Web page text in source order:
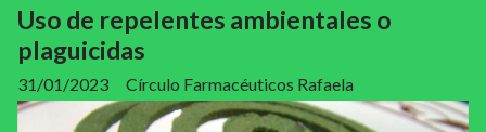
Uso de repelentes ambientales o
plaguicidas
Círculo Farmacéuticos Rafaela
31/01/2023